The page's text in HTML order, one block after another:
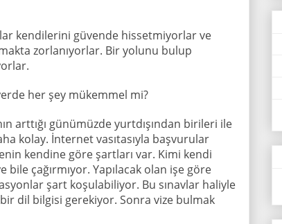
kendilerini güvende hissetmiyorlar ve
zorlanıyorlar. Bir yolunu bulup
her şey mükemmel mi?
arttığı günümüzde yurtdışından birileri ile
kolay. İnternet vasıtasıyla başvurular
kendine göre şartları var. Kimi kendi
çağırmıyor. Yapılacak olan işe göre
şart koşulabiliyor. Bu sınavlar haliyle
bir dil bilgisi gerekiyor. Sonra vize bulmak